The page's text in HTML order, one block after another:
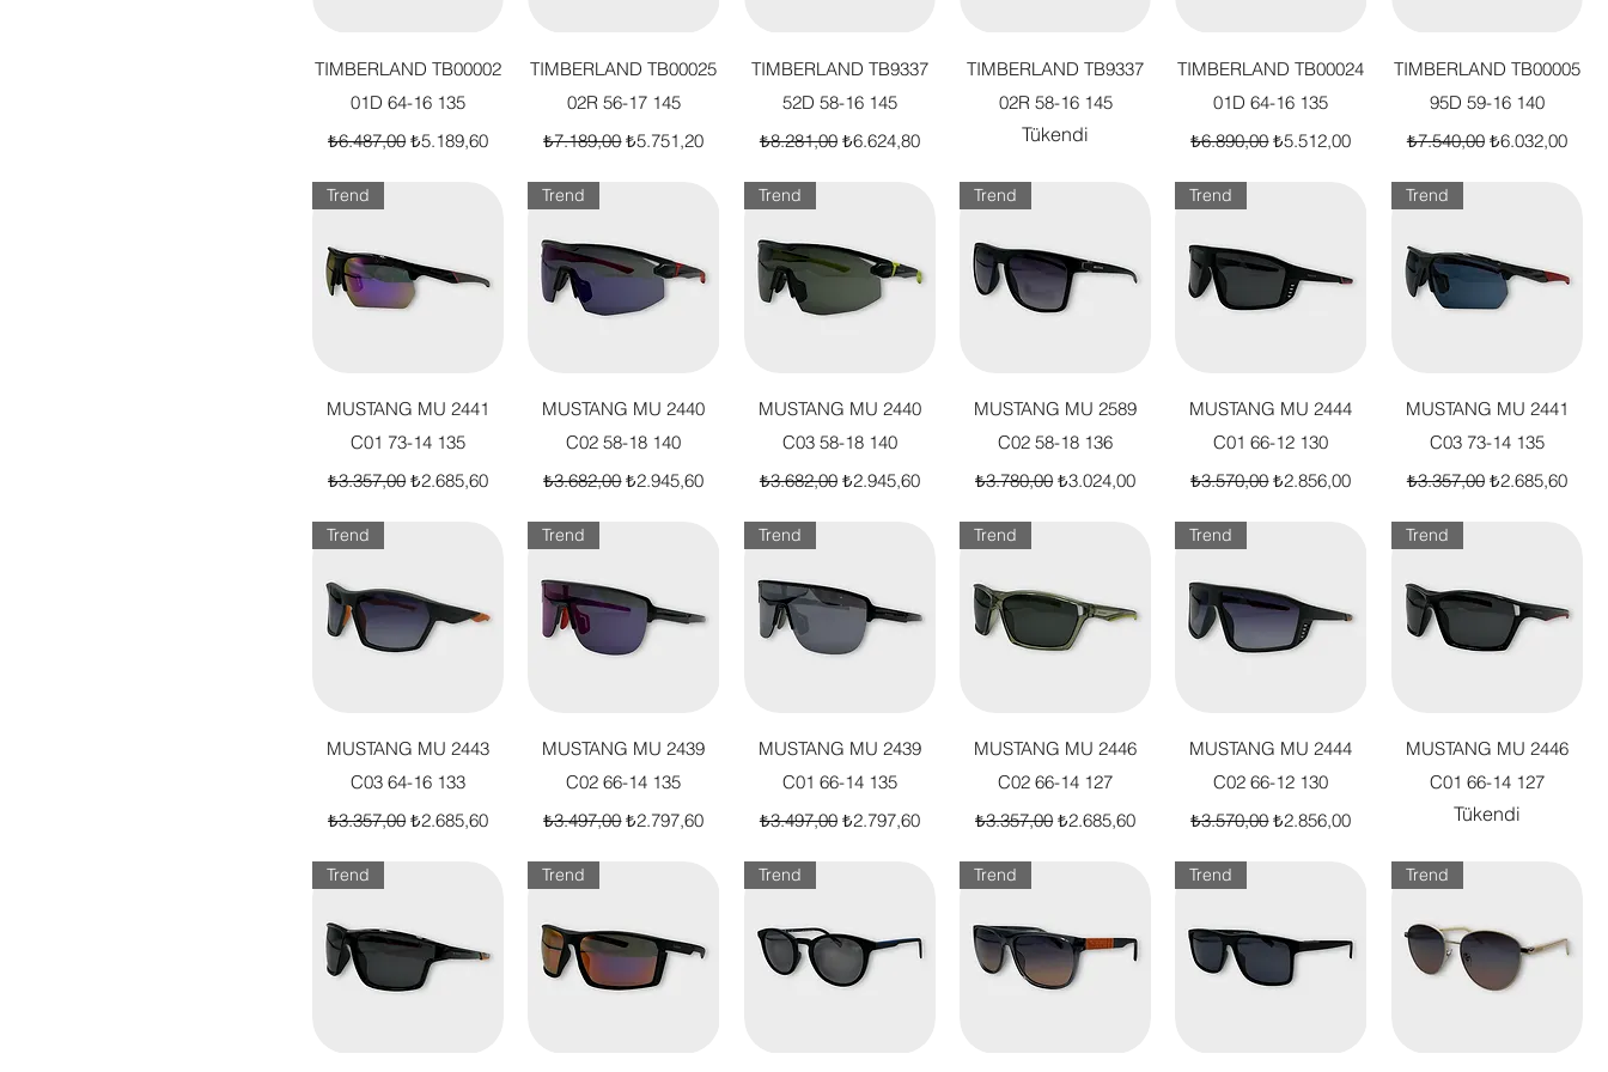
Hızlı Bakış
TIMBERLAND TB00002
01D 64-16 135
Normal Fiyat
₺6.487,00 İndirimli Fiyat
₺5.189,60
Hızlı Bakış
TIMBERLAND TB00025
02R 56-17 145
Normal Fiyat
₺7.189,00İndirimli Fiyat
₺5.751,20
Hızlı Bakış
TIMBERLAND TB9337
52D 58-16 145
Normal Fiyat
₺8.281,00 İndirimli Fiyat
₺6.624,80
Hızlı Bakış
TIMBERLAND TB9337
02R 58-16 145
Tükendi
Hızlı Bakış
TIMBERLAND TB00024
01D 64-16 135
Normal Fiyat
₺6.890,00İndirimli Fiyat
₺5.512,00
Hızlı Bakış
TIMBERLAND TB00005
95D 59-16 140
Normal Fiyat
₺7.540,00 İndirimli Fiyat
₺6.032,00
Hızlı Bakış
Trend
MUSTANG MU 2441
C01 73-14 135
Normal Fiyat
₺3.357,00 İndirimli Fiyat
₺2.685,60
Hızlı Bakış
Trend
MUSTANG MU 2440
C02 58-18 140
Normal Fiyat
₺3.682,00İndirimli Fiyat
₺2.945,60
Hızlı Bakış
Trend
MUSTANG MU 2440
C03 58-18 140
Normal Fiyat
₺3.682,00 İndirimli Fiyat
₺2.945,60
Hızlı Bakış
Trend
MUSTANG MU 2589
C02 58-18 136
Normal Fiyat
₺3.780,00 İndirimli Fiyat
₺3.024,00
Hızlı Bakış
Trend
MUSTANG MU 2444
C01 66-12 130
Normal Fiyat
₺3.570,00İndirimli Fiyat
₺2.856,00
Hızlı Bakış
Trend
MUSTANG MU 2441
C03 73-14 135
Normal Fiyat
₺3.357,00 İndirimli Fiyat
₺2.685,60
Hızlı Bakış
Trend
MUSTANG MU 2443
C03 64-16 133
Normal Fiyat
₺3.357,00 İndirimli Fiyat
₺2.685,60
Hızlı Bakış
Trend
MUSTANG MU 2439
C02 66-14 135
Normal Fiyat
₺3.497,00İndirimli Fiyat
₺2.797,60
Hızlı Bakış
Trend
MUSTANG MU 2439
C01 66-14 135
Normal Fiyat
₺3.497,00 İndirimli Fiyat
₺2.797,60
Hızlı Bakış
Trend
MUSTANG MU 2446
C02 66-14 127
Normal Fiyat
₺3.357,00 İndirimli Fiyat
₺2.685,60
Hızlı Bakış
Trend
MUSTANG MU 2444
C02 66-12 130
Normal Fiyat
₺3.570,00İndirimli Fiyat
₺2.856,00
Hızlı Bakış
Trend
MUSTANG MU 2446
C01 66-14 127
Tükendi
Trend Trend Trend Trend Trend Trend